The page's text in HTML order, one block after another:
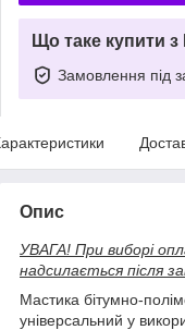
Що таке купити
Замовлення під
Опис
УВАГА! При виборі
надсилається після
Мастика бітумно-
універсальний у